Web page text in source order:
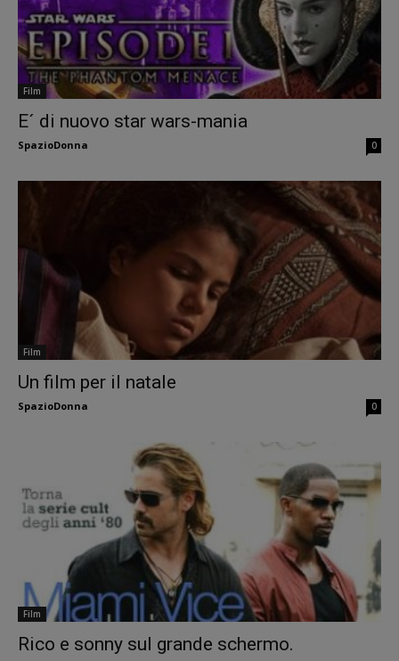
Film
E´ di nuovo star wars-mania
SpazioDonna 0
Film
Un film per il natale
SpazioDonna 0
Film
Rico e sonny sul grande schermo.